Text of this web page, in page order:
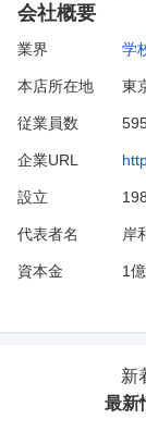
会社概要
業界 学
本店所在地 東
従業員数
企業URL
設立
代表者名 岸
資本金
1
新
最新